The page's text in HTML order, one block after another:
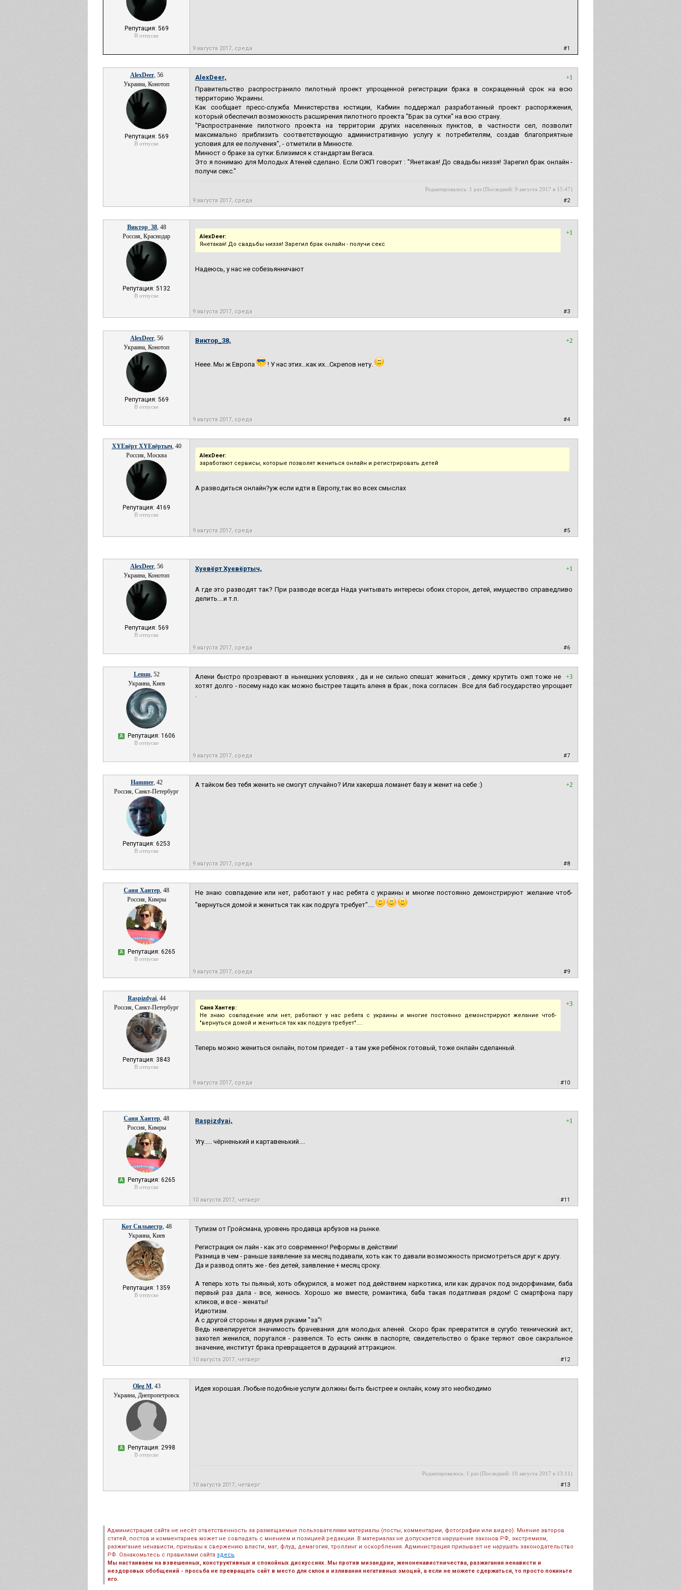
Репутация: 569
В отпуске
9 августа 2017, среда #1
AlexDeer, 56
Украина, Конотоп
Репутация: 569
В отпуске
+1
AlexDeer,
Правительство распространило пилотный проект упрощенной регистрации брака в сокращенный срок на всю
территорию Украины.
Как сообщает пресс-служба Министерства юстиции, Кабмин поддержал разработанный проект распоряжения,
который обеспечил возможность расширения пилотного проекта "Брак за сутки" на всю страну.
"Распространение пилотного проекта на территории других населенных пунктов, в частности сел, позволит
максимально приблизить соответствующую административную услугу к потребителям, создав благоприятные
условия для ее получения", - отметили в Минюсте.
Минюст о браке за сутки: Близимся к стандартам Вегаса.
Это я понимаю для Молодых Атеней сделано. Если ОЖП говорит : "Янетакая! До свадьбы низзя! Зарегил брак онлайн -
получи секс."
Редактировалось: 1 раз (Последний: 9 августа 2017 в 15:47)
9 августа 2017, среда #2
Виктор_38, 48
Россия, Краснодар
Репутация: 5132
В отпуске
+1
AlexDeer:
Янетакая! До свадьбы низзя! Зарегил брак онлайн - получи секс
Надеюсь, у нас не собезьянничают
9 августа 2017, среда #3
AlexDeer, 56
Украина, Конотоп
Репутация: 569
В отпуске
+2
Виктор_38,
Неее. Мы ж Европа ! У нас этих...как их...Скрепов нету.
9 августа 2017, среда #4
XYEвёрт XYEвёртыч, 40
Россия, Москва
Репутация: 4169
В отпуске
AlexDeer:
заработают сервисы, которые позволят жениться онлайн и регистрировать детей
А разводиться онлайн?уж если идти в Европу,так во всех смыслах
9 августа 2017, среда #5
AlexDeer, 56
Украина, Конотоп
Репутация: 569
В отпуске
+1
Хуевёрт Хуевёртыч,
А где это разводят так? При разводе всегда Нада учитывать интересы обоих сторон, детей, имущество справедливо
делить....и т.п.
9 августа 2017, среда #6
Lemm, 52
Украина, Киев
А Репутация: 1606
В отпуске
+3
Алени быстро прозревают в нынешних условиях , да и не сильно спешат жениться , демку крутить ожп тоже не
хотят долго - посему надо как можно быстрее тащить аленя в брак , пока согласен . Все для баб государство упрощает
.
9 августа 2017, среда #7
Hammer, 42
Россия, Санкт-Петербург
Репутация: 6253
В отпуске
+2
А тайком без тебя женить не смогут случайно? Или хакерша ломанет базу и женит на себе :)
9 августа 2017, среда #8
Саня Хантер, 48
Россия, Кимры
А Репутация: 6265
В отпуске
Не знаю совпадение или нет, работают у нас ребята с украины и многие постоянно демонстрируют желание чтоб-
"вернуться домой и жениться так как подруга требует"....
9 августа 2017, среда #9
Raspizdyai, 44
Россия, Санкт-Петербург
Репутация: 3843
В отпуске
+3
Саня Хантер:
Не знаю совпадение или нет, работают у нас ребята с украины и многие постоянно демонстрируют желание чтоб-
"вернуться домой и жениться так как подруга требует"....
Теперь можно жениться онлайн, потом приедет - а там уже ребёнок готовый, тоже онлайн сделанный.
9 августа 2017, среда #10
Саня Хантер, 48
Россия, Кимры
А Репутация: 6265
В отпуске
+1
Raspizdyai,
Угу..... чёрненький и картавенький....
10 августа 2017, четверг #11
Кот Сильвестр, 48
Украина, Киев
Репутация: 1359
В отпуске
Тупизм от Гройсмана, уровень продавца арбузов на рынке.
Регистрация он лайн - как это современно! Реформы в действии!
Разница в чем - раньше заявление за месяц подавали, хоть как то давали возможность присмотреться друг к другу.
Да и развод опять же - без детей, заявление + месяц сроку.
А теперь хоть ты пьяный, хоть обкурился, а может под действием наркотика, или как дурачок под эндорфинами, баба
первый раз дала - все, женюсь. Хорошо же вместе, романтика, баба такая податливая рядом! С смартфона пару
кликов, и все - женаты!
Идиотизм.
А с другой стороны я двумя руками "за"!
Ведь нивелируется значимость брачевания для молодых аленей. Скоро брак превратится в сугубо технический акт,
захотел женился, поругался - развелся. То есть синяк в паспорте, свидетельство о браке теряют свое сакральное
значение, институт брака превращается в дурацкий аттракцион.
10 августа 2017, четверг #12
Oleg M, 43
Украина, Днепропетровск
А Репутация: 2998
В отпуске
Идея хорошая. Любые подобные услуги должны быть быстрее и онлайн, кому это необходимо
Редактировалось: 1 раз (Последний: 10 августа 2017 в 13:11)
10 августа 2017, четверг #13
Администрация сайта не несёт ответственность за размещаемые пользователями материалы (посты, комментарии, фотографии или видео). Мнение авторов
статей, постов и комментариев может не совпадать с мнением и позицией редакции. В материалах не допускается нарушение законов РФ, экстремизм,
разжигание ненависти, призывы к свержению власти, мат, флуд, демагогия, троллинг и оскорбления. Администрация призывает не нарушать законодательство
РФ. Ознакомьтесь с правилами сайта здесь
Мы настаиваем на взвешенных, конструктивных и спокойных дискуссиях. Мы против мизандрии, женоненавистничества, разжигания ненависти и
нездоровых обобщений - просьба не превращать сайт в место для склок и изливания негативных эмоций, а если не можете сдержаться, то просто покиньте
его.